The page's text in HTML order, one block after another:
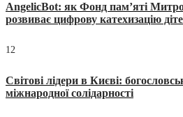
AngelicBot: як Фонд пам’яті
розвиває цифрову катехизацію
12
Світові лідери в Києві:
міжнародної солідарності